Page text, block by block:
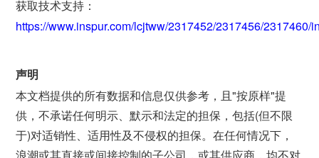
获取技术支持：
https://www.inspur.com/lcjtww/2317452/2317456/2317460/
声明
本文档提供的所有数据和信息仅供参考，且"按原样"提
供，不承诺任何明示、默示和法定的担保，包括(但不限
于)对适销性、适用性及不侵权的担保。在任何情况下，
浪潮或其直接或间接控制的子公司，或其供应商，均不对